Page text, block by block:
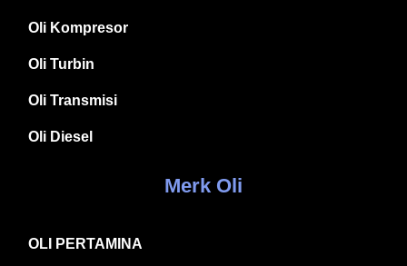
Oli Kompresor
Oli Turbin
Oli Transmisi
Oli Diesel
Merk Oli
OLI PERTAMINA